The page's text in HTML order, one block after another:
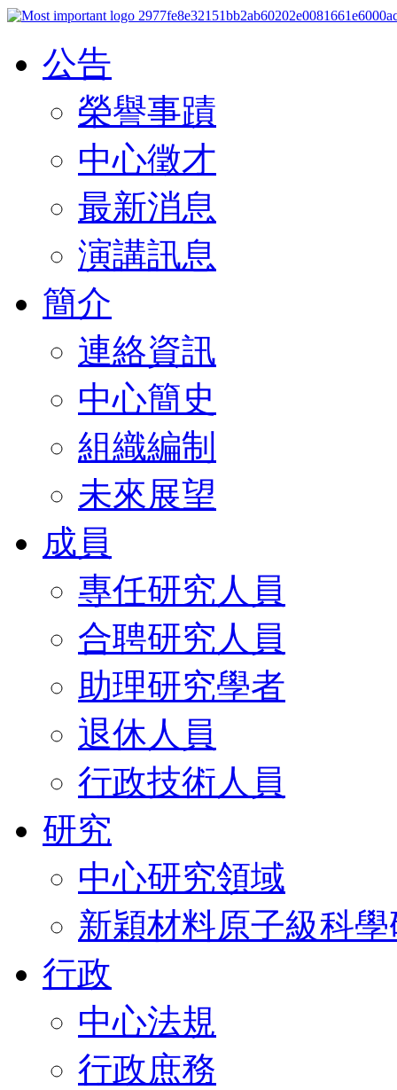
公告
榮譽事蹟
中心徵才
最新消息
演講訊息
簡介
連絡資訊
中心簡史
組織編制
未來展望
成員
專任研究人員
合聘研究人員
助理研究學者
退休人員
行政技術人員
研究
中心研究領域
新穎材料原子級科
行政
中心法規
行政庶務